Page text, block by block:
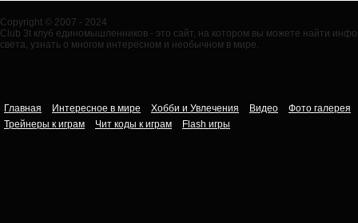
Copyright © 2007 - 2024
Club 3t клуб единомышленников - это сайт, на котором вы можете найти
света, узнать о многом интересном и необычном в мире.
Главная Интересное в мире Хобби и Увлечения Видео
Фото галерея
Трейнеры к играм
Чит коды к играм Flash игры